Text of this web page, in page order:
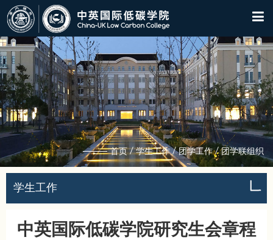
首页/学生工作/团学工作/团学联组织
学生工作
中英国际低碳学院研究生会章程